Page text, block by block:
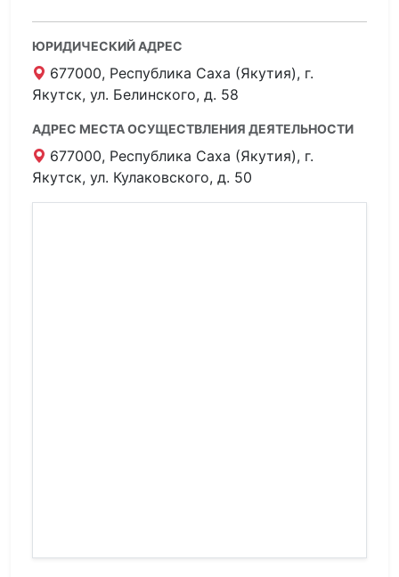
ЮРИДИЧЕСКИЙ АДРЕС
677000, Республика Саха (Якутия), г.
Якутск, ул. Белинского, д. 58
АДРЕС МЕСТА ОСУЩЕСТВЛЕНИЯ ДЕЯТЕЛЬНОСТИ
677000, Республика Саха (Якутия), г.
Якутск, ул. Кулаковского, д. 50